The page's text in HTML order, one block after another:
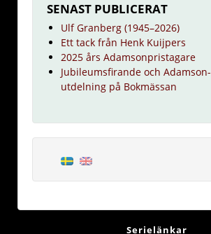
SENAST PUBLICERAT
Ulf Granberg (1945–2026)
Ett tack från Henk Kuijpers
2025 års Adamsonpristagare
Jubileumsfirande och Adamson-
utdelning på Bokmässan
Serielänkar